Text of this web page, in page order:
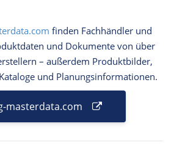
finden Fachhändler und
und Dokumente von über
– außerdem Produktbilder,
und Planungsinformationen.
masterdata.com